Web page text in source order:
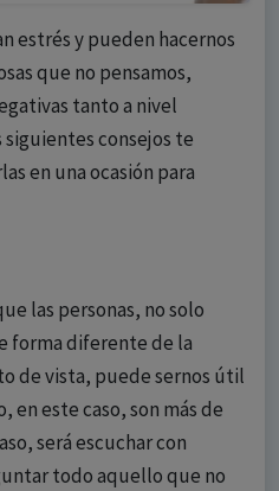
estrés y pueden hacernos
que no pensamos,
tanto a nivel
siguientes consejos te
en una ocasión para
las personas, no solo
forma diferente de la
de vista, puede sernos útil
en este caso, son más de
será escuchar con
todo aquello que no